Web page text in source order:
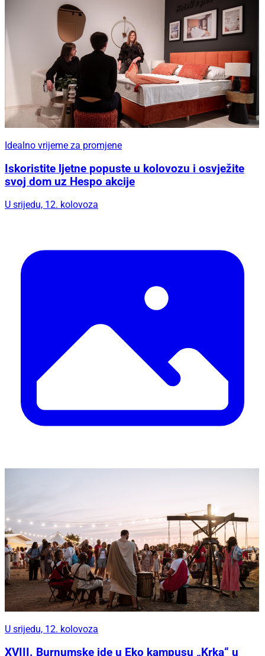
Idealno vrijeme za promjene
Iskoristite ljetne popuste u kolovozu i osvježite
svoj dom uz Hespo akcije
U srijedu, 12. kolovoza
U srijedu, 12. kolovoza
XVIII. Burnumske ide u Eko kampusu „Krka“ u